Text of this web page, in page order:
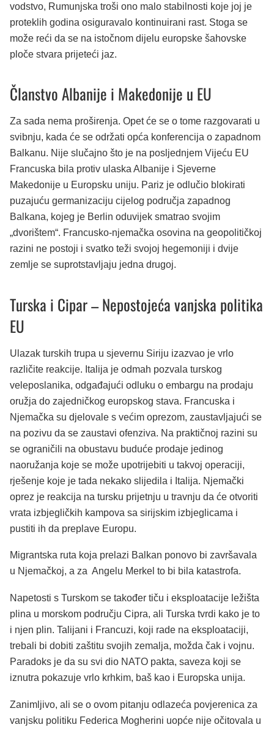
vodstvo, Rumunjska troši ono malo stabilnosti koje joj je
proteklih godina osiguravalo kontinuirani rast. Stoga se
može reći da se na istočnom dijelu europske šahovske
ploče stvara prijeteći jaz.
Članstvo Albanije i Makedonije u EU
Za sada nema proširenja. Opet će se o tome razgovarati u
svibnju, kada će se održati opća konferencija o zapadnom
Balkanu. Nije slučajno što je na posljednjem Vijeću EU
Francuska bila protiv ulaska Albanije i Sjeverne
Makedonije u Europsku uniju. Pariz je odlučio blokirati
puzajuću germanizaciju cijelog područja zapadnog
Balkana, kojeg je Berlin oduvijek smatrao svojim
„dvorištem“. Francusko-njemačka osovina na geopolitičkoj
razini ne postoji i svatko teži svojoj hegemoniji i dvije
zemlje se suprotstavljaju jedna drugoj.
Turska i Cipar – Nepostojeća vanjska politika
EU
Ulazak turskih trupa u sjevernu Siriju izazvao je vrlo
različite reakcije. Italija je odmah pozvala turskog
veleposlanika, odgađajući odluku o embargu na prodaju
oružja do zajedničkog europskog stava. Francuska i
Njemačka su djelovale s većim oprezom, zaustavljajući se
na pozivu da se zaustavi ofenziva. Na praktičnoj razini su
se ograničili na obustavu buduće prodaje jedinog
naoružanja koje se može upotrijebiti u takvoj operaciji,
rješenje koje je tada nekako slijedila i Italija. Njemački
oprez je reakcija na tursku prijetnju u travnju da će otvoriti
vrata izbjegličkih kampova sa sirijskim izbjeglicama i
pustiti ih da preplave Europu.
Migrantska ruta koja prelazi Balkan ponovo bi završavala
u Njemačkoj, a za Angelu Merkel to bi bila katastrofa.
Napetosti s Turskom se također tiču i eksploatacije ležišta
plina u morskom području Cipra, ali Turska tvrdi kako je to
i njen plin. Talijani i Francuzi, koji rade na eksploataciji,
trebali bi dobiti zaštitu svojih zemalja, možda čak i vojnu.
Paradoks je da su svi dio NATO pakta, saveza koji se
iznutra pokazuje vrlo krhkim, baš kao i Europska unija.
Zanimljivo, ali se o ovom pitanju odlazeća povjerenica za
vanjsku politiku Federica Mogherini uopće nije očitovala u